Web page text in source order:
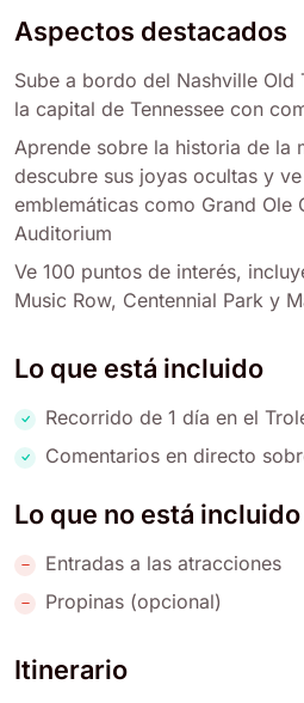
Aspectos destacados
Sube a bordo del Nashville
la capital de Tennessee con
Aprende sobre la historia de la
descubre sus joyas ocultas y
emblemáticas como Grand Ole
Auditorium
Ve 100 puntos de interés,
Music Row, Centennial Park y
Lo que está incluido
Recorrido de 1 día en el
Comentarios en directo
Lo que no está incluido
Entradas a las atracciones
Propinas (opcional)
Itinerario